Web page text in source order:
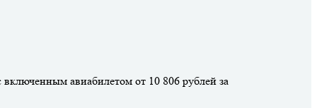
авиабилетом от 10 806 рублей за